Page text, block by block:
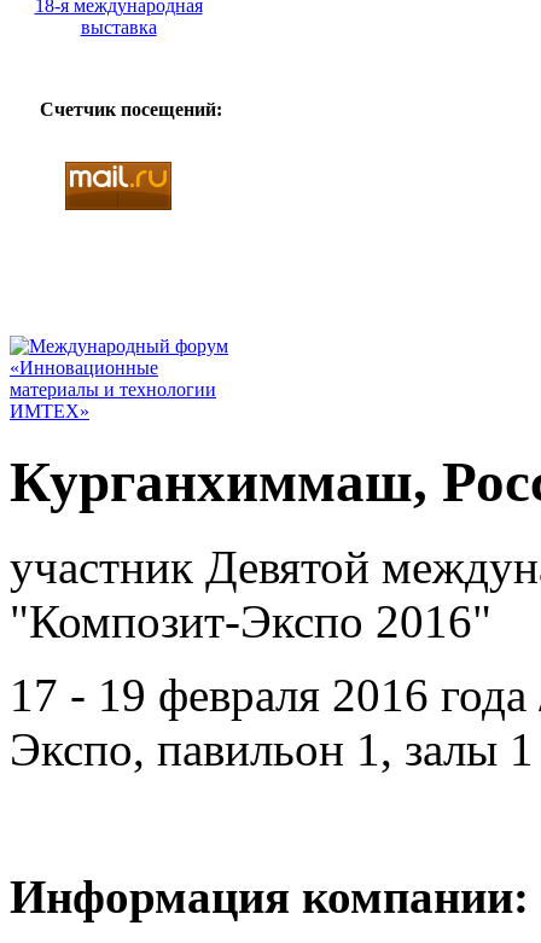
Счетчик посещений:
Курганхиммаш,
участник Девятой
"Композит-Экспо 2016"
17 - 19 февраля 2016
Экспо, павильон 1, залы
Информация компании: